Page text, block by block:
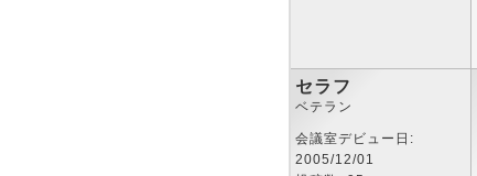
セラフ
ベテラン
会議室デビュー日:
2005/12/01